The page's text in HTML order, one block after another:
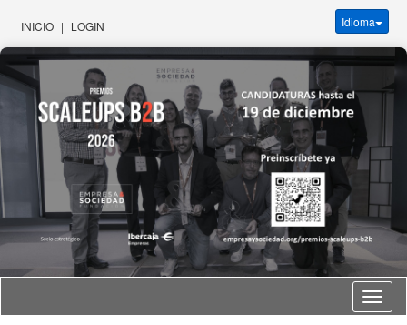
INICIO | LOGIN Idioma
Idioma